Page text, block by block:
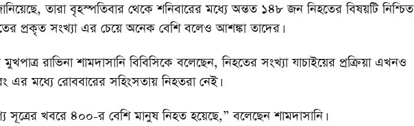
তারা বৃহস্পতিবার থেকে শনিবারের মধ্যে অন্তত ১৪৮ জন নিহতের বিষয়টি নিশ্চিত
প্রকৃত সংখ্যা এর চেয়ে অনেক বেশি বলেও আশঙ্কা তাদের।
রাভিনা শামদাসানি বিবিসিকে বলেছেন, নিহতের সংখ্যা যাচাইয়ের প্রক্রিয়া এখনও
এর মধ্যে রোববারের সহিংসতায় নিহতরা নেই।
সূত্রের খবরে ৪০০-র বেশি মানুষ নিহত হয়েছে,” বলেছেন শামদাসানি।